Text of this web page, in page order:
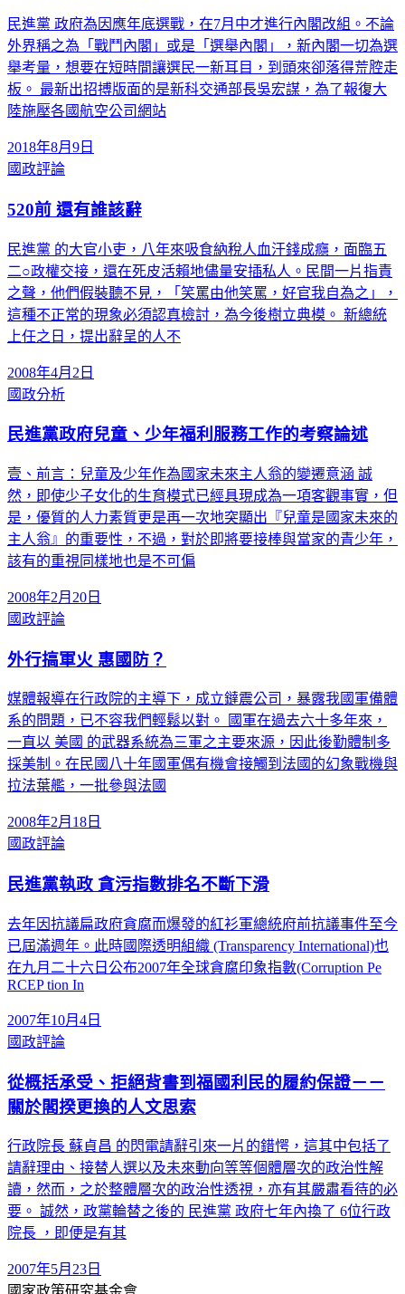
民進黨 政府為因應年底選戰，在7月中才進行內閣改組。不論
外界稱之為「戰鬥內閣」或是「選舉內閣」，新內閣一切為選
舉考量，想要在短時間讓選民一新耳目，到頭來卻落得荒腔走
板。 最新出招搏版面的是新科交通部長吳宏謀，為了報復大
陸施壓各國航空公司網站
2018年8月9日
國政評論
520前 還有誰該辭
民進黨 的大官小吏，八年來吸食納稅人血汗錢成癮，面臨五
二○政權交接，還在死皮活賴地儘量安插私人。民間一片指責
之聲，他們假裝聽不見，「笑罵由他笑罵，好官我自為之」，
這種不正常的現象必須認真檢討，為今後樹立典模。 新總統
上任之日，提出辭呈的人不
2008年4月2日
國政分析
民進黨政府兒童、少年福利服務工作的考察論述
壹、前言：兒童及少年作為國家未來主人翁的變遷意涵 誠
然，即使少子女化的生育模式已經具現成為一項客觀事實，但
是，優質的人力素質更是再一次地突顯出『兒童是國家未來的
主人翁』的重要性，不過，對於即將要接棒與當家的青少年，
該有的重視同樣地也是不可偏
2008年2月20日
國政評論
外行搞軍火 惠國防？
媒體報導在行政院的主導下，成立鐽震公司，暴露我國軍備體
系的問題，已不容我們輕鬆以對。 國軍在過去六十多年來，
一直以 美國 的武器系統為三軍之主要來源，因此後勤體制多
採美制。在民國八十年國軍偶有機會接觸到法國的幻象戰機與
拉法葉艦，一批參與法國
2008年2月18日
國政評論
民進黨執政 貪污指數排名不斷下滑
去年因抗議扁政府貪腐而爆發的紅衫軍總統府前抗議事件至今
已屆滿週年。此時國際透明組織 (Transparency International)也
在九月二十六日公布2007年全球貪腐印象指數(Corruption Pe
RCEP tion In
2007年10月4日
國政評論
從概括承受、拒絕背書到福國利民的履約保證－－
關於閣揆更換的人文思索
行政院長 蘇貞昌 的閃電請辭引來一片的錯愕，這其中包括了
請辭理由、接替人選以及未來動向等等個體層次的政治性解
讀，然而，之於整體層次的政治性透視，亦有其嚴肅看待的必
要。 誠然，政黨輪替之後的 民進黨 政府七年內換了 6位行政
院長 ，即便是有其
2007年5月23日